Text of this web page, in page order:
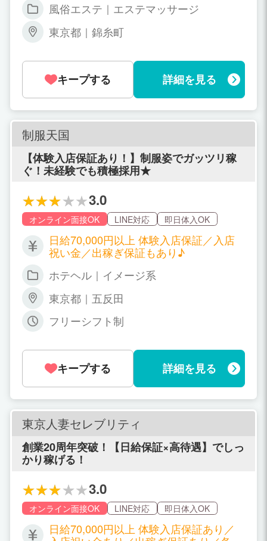
風俗エステ｜エステマッサージ
東京都｜錦糸町
キープする 詳細を見る
制服天国
【体験入店保証あり！】制服姿でガッツリ稼
ぐ！未経験でも積極採用★
3.0
オンライン面接OK LINE対応 即日体入OK
日給70,000円以上 体験入店保証／入店
祝い金／出稼ぎ保証もあり♪
ホテヘル｜イメージ系
東京都｜五反田
フリーシフト制
キープする 詳細を見る
東京人妻セレブリティ
創業20周年突破！【日給保証×高待遇】でしっ
かり稼げる！
3.0
オンライン面接OK LINE対応 即日体入OK
日給70,000円以上 体験入店保証あり／